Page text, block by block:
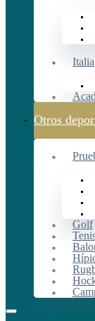
Italia
Otros
Golf